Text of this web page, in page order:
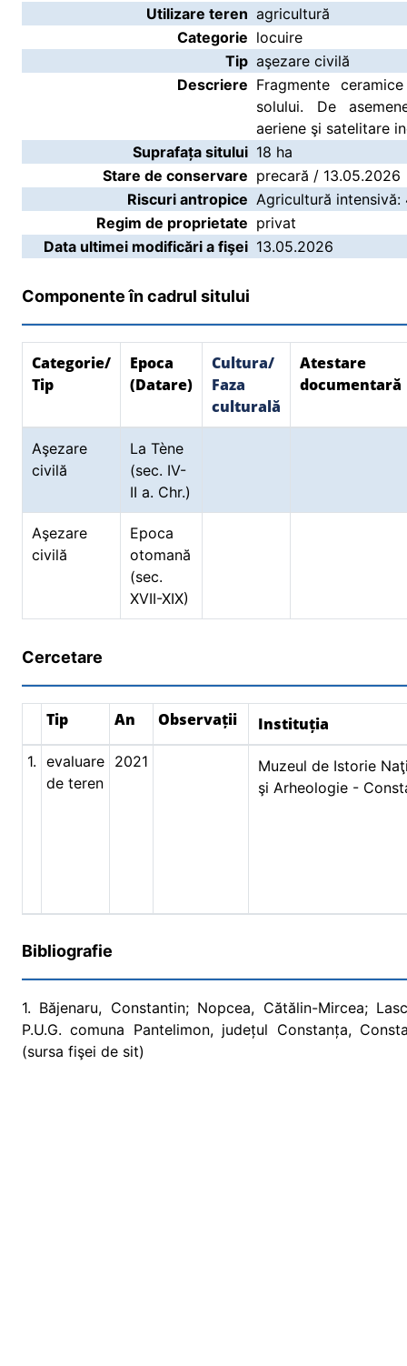
Utilizare teren agricultură
Categorie locuire
Tip aşezare civilă
Descriere Fragmente
solului. De
aeriene şi satelitare
Suprafața sitului 18 ha
Stare de conservare precară / 13.05.2026
Riscuri antropice Agricultură intensivă:
Regim de proprietate privat
Data ultimei modificări a fişei 13.05.2026
Componente în cadrul sitului
Categorie/
Tip
Epoca
(Datare)
Cultura/
Faza
culturală
Atestare
documentară
Aşezare
civilă
La Tène
(sec. IV-
II a. Chr.)
Aşezare
civilă
Epoca
otomană
(sec.
XVII-XIX)
Cercetare
Tip An Observații Instituția
1. evaluare
de teren
2021
Muzeul de Istorie
şi Arheologie -
Bibliografie
1. Băjenaru, Constantin; Nopcea, Cătălin-Mircea;
P.U.G. comuna Pantelimon, județul Constanța,
(sursa fişei de sit)